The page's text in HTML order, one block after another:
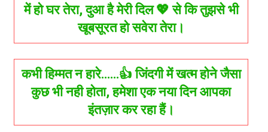
में हो घर तेरा, दुआ है मेरी दिल 💖 से कि तुझसे भी
खूबसूरत हो सवेरा तेरा।
कभी हिम्मत न हारे……👍 जिंदगी में खत्म होने जैसा
कुछ भी नही होता, हमेशा एक नया दिन आपका
इंतज़ार कर रहा हैं।